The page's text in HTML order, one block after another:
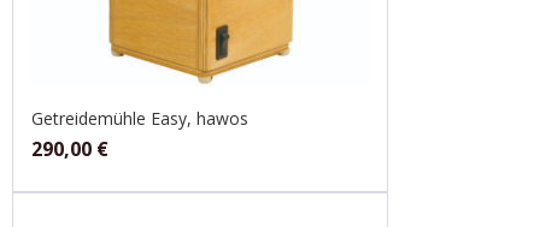
Getreidemühle Easy, hawos
290,00 €